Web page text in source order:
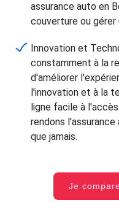
assurance auto en
couverture ou gérer
Innovation et
constamment à la
d'améliorer
l'innovation et à la
ligne facile à
rendons
que jamais.
Je